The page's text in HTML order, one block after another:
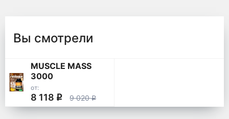
Вы смотрели
MUSCLE MASS
3000
от:
8 118 q 9 020q